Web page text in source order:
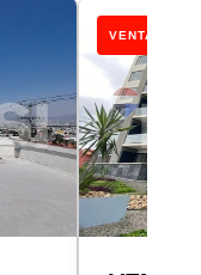
VENTA